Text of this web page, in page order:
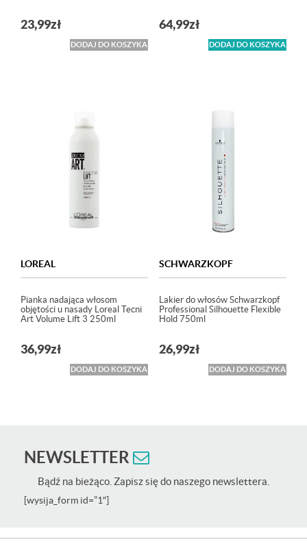
23,99zł
DODAJ DO KOSZYKA
64,99zł
DODAJ DO KOSZYKA
LOREAL
Pianka nadająca włosom
objętości u nasady Loreal Tecni
Art Volume Lift 3 250ml
36,99zł
DODAJ DO KOSZYKA
SCHWARZKOPF
Lakier do włosów Schwarzkopf
Professional Silhouette Flexible
Hold 750ml
26,99zł
DODAJ DO KOSZYKA
NEWSLETTER
Bądź na bieżąco. Zapisz się do naszego newslettera.
[wysija_form id=”1″]